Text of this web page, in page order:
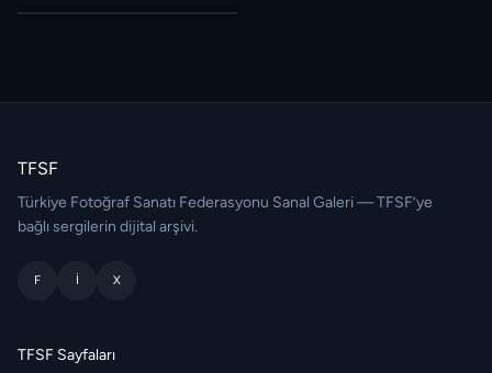
TFSF
Türkiye Fotoğraf Sanatı Federasyonu Sanal Galeri — TFSF’ye
bağlı sergilerin dijital arşivi.
F I X
TFSF Sayfaları